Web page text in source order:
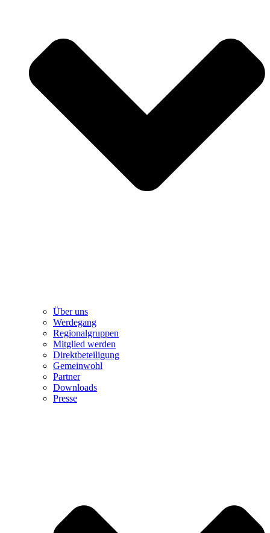
Über uns
Werdegang
Regionalgruppen
Mitglied werden
Direktbeteiligung
Gemeinwohl
Partner
Downloads
Presse